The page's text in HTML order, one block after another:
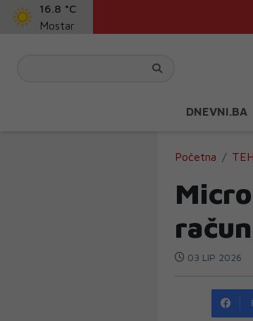
16.8 °C
Mostar
DNEVNI.BA
Početna
03 LIP 2026